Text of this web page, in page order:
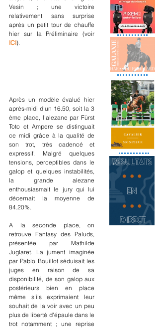
Vesin ; une victoire
relativement sans surprise
après un petit tour de chauffe
ICI).
Après un modèle évalué hier
après-midi d'un 16.50, soit la 3
ème place, l'alezane par Fürst
Toto et Ampere se distinguait
ce midi grâce à la qualité de
son trot, très cadencé et
expressif. Malgré quelques
tensions, perceptibles dans le
galop et quelques instabilités,
la grande alezane
enthousiasmait le jury qui lui
décernait la moyenne de
84.20%.
A la seconde place, on
retrouve Fantasy des Paluds,
présentée par Mathilde
Juglaret. La jument imaginée
par Pablo Bouillot séduisait les
juges en raison de sa
disponibilité, de son galop aux
postérieurs bien en place
même s'ils exprimaient leur
souhait de la voir avec un peu
plus de liberté d'épaule dans le
trot notamment ; une reprise